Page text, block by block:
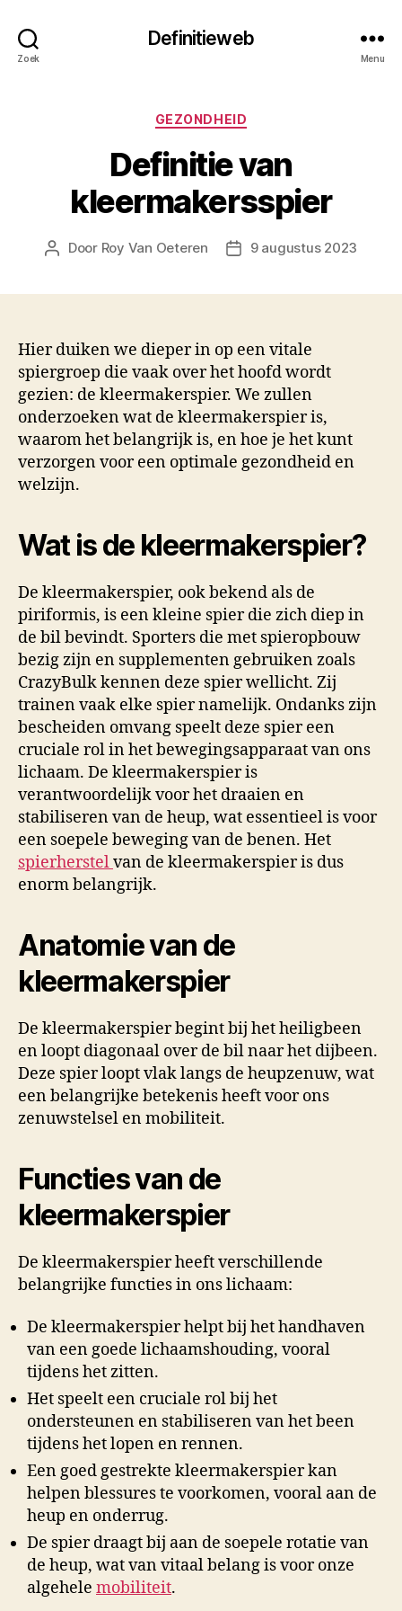
Zoek
Definitieweb
Menu
Categorieën
GEZONDHEID
Definitie van
kleermakersspier
Berichtauteur
Door Roy Van Oeteren Berichtdatum
9 augustus 2023
Hier duiken we dieper in op een vitale
spiergroep die vaak over het hoofd wordt
gezien: de kleermakerspier. We zullen
onderzoeken wat de kleermakerspier is,
waarom het belangrijk is, en hoe je het kunt
verzorgen voor een optimale gezondheid en
welzijn.
Wat is de kleermakerspier?
De kleermakerspier, ook bekend als de
piriformis, is een kleine spier die zich diep in
de bil bevindt. Sporters die met spieropbouw
bezig zijn en supplementen gebruiken zoals
CrazyBulk kennen deze spier wellicht. Zij
trainen vaak elke spier namelijk. Ondanks zijn
bescheiden omvang speelt deze spier een
cruciale rol in het bewegingsapparaat van ons
lichaam. De kleermakerspier is
verantwoordelijk voor het draaien en
stabiliseren van de heup, wat essentieel is voor
een soepele beweging van de benen. Het
spierherstelvan de kleermakerspier is dus
enorm belangrijk.
Anatomie van de
kleermakerspier
De kleermakerspier begint bij het heiligbeen
en loopt diagonaal over de bil naar het dijbeen.
Deze spier loopt vlak langs de heupzenuw, wat
een belangrijke betekenis heeft voor ons
zenuwstelsel en mobiliteit.
Functies van de
kleermakerspier
De kleermakerspier heeft verschillende
belangrijke functies in ons lichaam:
De kleermakerspier helpt bij het handhaven
van een goede lichaamshouding, vooral
tijdens het zitten.
Het speelt een cruciale rol bij het
ondersteunen en stabiliseren van het been
tijdens het lopen en rennen.
Een goed gestrekte kleermakerspier kan
helpen blessures te voorkomen, vooral aan de
heup en onderrug.
De spier draagt bij aan de soepele rotatie van
de heup, wat van vitaal belang is voor onze
algehele mobiliteit.